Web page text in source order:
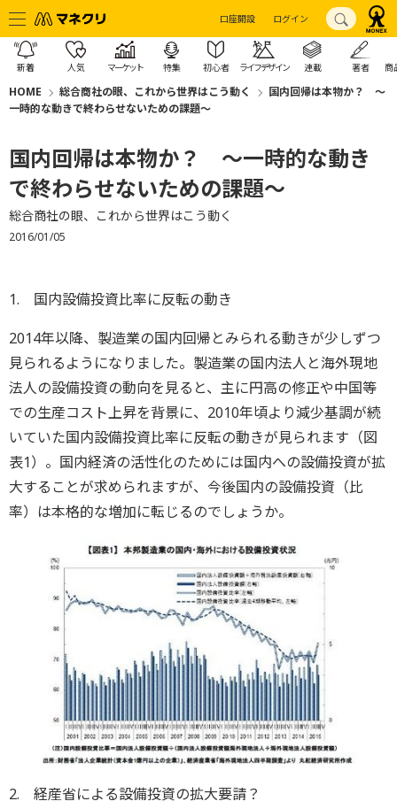
口座開設 ログイン
新着 人気 マーケット 特集 初心者 ライフデザイン 連載 著者 商
HOME 総合商社の眼、これから世界はこう動く
国内回帰は本物か？ ～
一時的な動きで終わらせないための課題～
国内回帰は本物か？ ～一時的な動き
で終わらせないための課題～
総合商社の眼、これから世界はこう動く
2016/01/05
1. 国内設備投資比率に反転の動き
2014年以降、製造業の国内回帰とみられる動きが少しずつ
見られるようになりました。製造業の国内法人と海外現地
法人の設備投資の動向を見ると、主に円高の修正や中国等
での生産コスト上昇を背景に、2010年頃より減少基調が続
いていた国内設備投資比率に反転の動きが見られます（図
表1）。国内経済の活性化のためには国内への設備投資が拡
大することが求められますが、今後国内の設備投資（比
率）は本格的な増加に転じるのでしょうか。
2. 経産省による設備投資の拡大要請？